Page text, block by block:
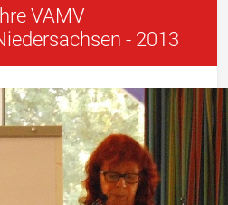
VAMV
- 2013